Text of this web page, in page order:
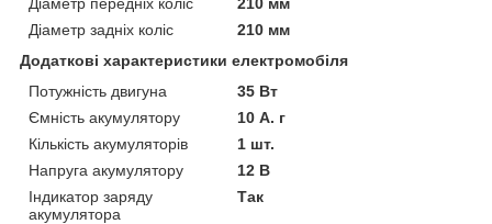
Діаметр передніх коліс
210 мм
Діаметр задніх коліс
210 мм
Додаткові характеристики електромобіля
Потужність двигуна
35 Вт
Ємність акумулятору
10 А. г
Кількість акумуляторів
1 шт.
Напруга акумулятору
12 В
Індикатор заряду
акумулятора
Так